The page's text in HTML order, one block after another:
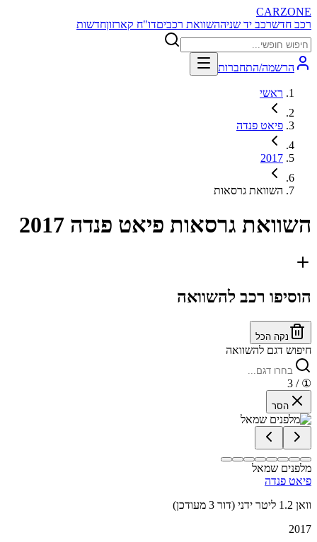
CARZONE
רכב חדשרכב יד שניההשוואת רכביםדו"ח קארזוןחדשות
הרשמה/התחברות
ראשי
פיאט פנדה
2017
השוואת גרסאות
השוואת גרסאות פיאט פנדה 2017
הוסיפו רכב להשוואה
נקה הכל
חיפוש דגם להשוואה
①
/ 3
הסר
מלפנים שמאל
פיאט פנדה
וואן 1.2 ליטר ידני (דור 3 מעודכן)
2017